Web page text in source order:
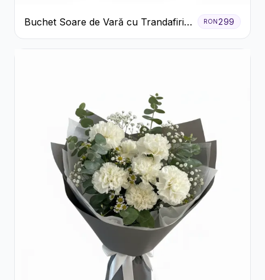
Buchet Soare de Vară cu Trandafiri
Galbeni și Crizanteme Albe
RON299